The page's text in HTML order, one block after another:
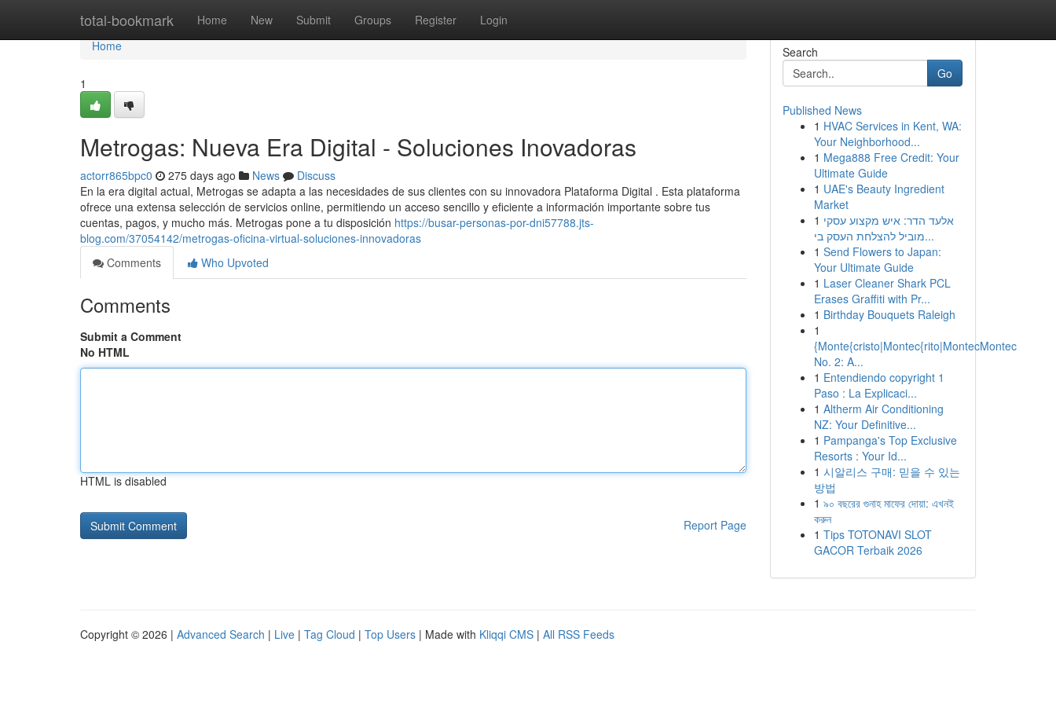
total-bookmark Home New Submit Groups Register Login
Home
Home
1
Metrogas: Nueva Era Digital - Soluciones Inovadoras
actorr865bpc0 275 days ago News
Discuss
En la era digital actual, Metrogas se adapta a las necesidades de sus clientes con su innovadora Plataforma Digital . Esta plataforma
ofrece una extensa selección de servicios online, permitiendo un acceso sencillo y eficiente a información importante sobre tus
cuentas, pagos, y mucho más. Metrogas pone a tu disposición https://busar-personas-por-dni57788.jts-
blog.com/37054142/metrogas-oficina-virtual-soluciones-innovadoras
Comments
Who Upvoted
Comments
Submit a Comment
No HTML
HTML is disabled
Report Page
Search
Go
Published News
1 HVAC Services in Kent, WA:
Your Neighborhood...
1 Mega888 Free Credit: Your
Ultimate Guide
1 UAE's Beauty Ingredient
Market
1 אלעד הדר: איש מקצוע עסקי
מוביל להצלחת העסק בי...
1 Send Flowers to Japan:
Your Ultimate Guide
1 Laser Cleaner Shark PCL
Erases Graffiti with Pr...
1 Birthday Bouquets Raleigh
1
{Monte{cristo|Montec{rito|MontecMontec
No. 2: A...
1 Entendiendo copyright 1
Paso : La Explicaci...
1 Altherm Air Conditioning
NZ: Your Definitive...
1 Pampanga's Top Exclusive
Resorts : Your Id...
1 시알리스 구매: 믿을 수 있는
방법
1 ৯০ বছরের গুনাহ মাফের দোয়া: এখনই
করুন
1 Tips TOTONAVI SLOT
GACOR Terbaik 2026
Copyright © 2026 | Advanced Search | Live | Tag Cloud | Top Users | Made with Kliqqi CMS | All RSS Feeds